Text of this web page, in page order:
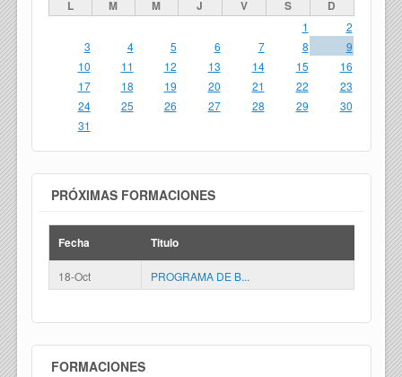
L M M J V S D
1
2
3
4 5 6 7 8
9
10
11 12 13 14 15
16
17
18 19 20 21 22
23
24
25 26 27 28 29
30
31
PRÓXIMAS FORMACIONES
Fecha Titulo
18-Oct PROGRAMA DE B...
FORMACIONES